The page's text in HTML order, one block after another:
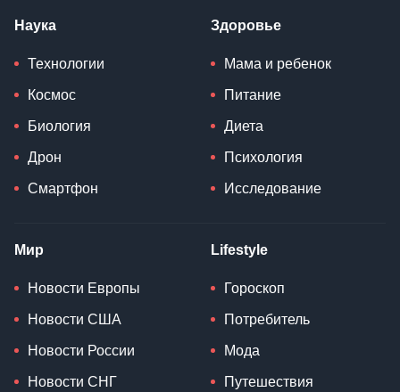
Наука
Технологии
Космос
Биология
Дрон
Смартфон
Здоровье
Мама и ребенок
Питание
Диета
Психология
Исследование
Мир
Новости Европы
Новости США
Новости России
Новости СНГ
Lifestyle
Гороскоп
Потребитель
Мода
Путешествия